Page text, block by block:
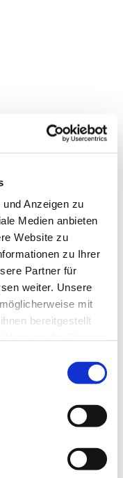
Anzeigen zu
Medien anbieten
Website zu
zu Ihrer
Partner für
weiter. Unsere
mit
bereitgestellt
auch